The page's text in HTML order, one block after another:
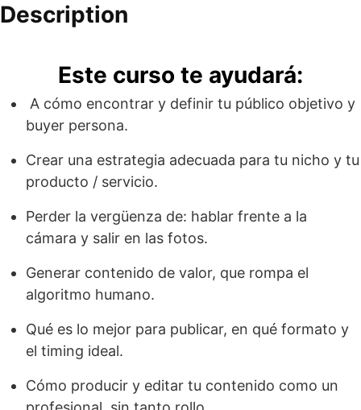
Description
Este curso te ayudará:
A cómo encontrar y definir tu público objetivo y
buyer persona.
Crear una estrategia adecuada para tu nicho y tu
producto / servicio.
Perder la vergüenza de: hablar frente a la
cámara y salir en las fotos.
Generar contenido de valor, que rompa el
algoritmo humano.
Qué es lo mejor para publicar, en qué formato y
el timing ideal.
Cómo producir y editar tu contenido como un